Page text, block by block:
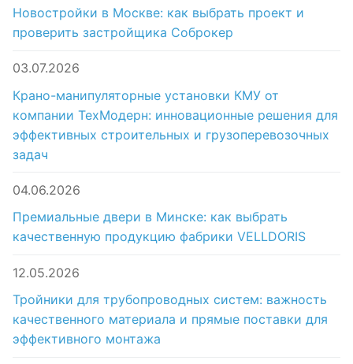
Новостройки в Москве: как выбрать проект и
проверить застройщика Соброкер
03.07.2026
Крано-манипуляторные установки КМУ от
компании ТехМодерн: инновационные решения для
эффективных строительных и грузоперевозочных
задач
04.06.2026
Премиальные двери в Минске: как выбрать
качественную продукцию фабрики VELLDORIS
12.05.2026
Тройники для трубопроводных систем: важность
качественного материала и прямые поставки для
эффективного монтажа